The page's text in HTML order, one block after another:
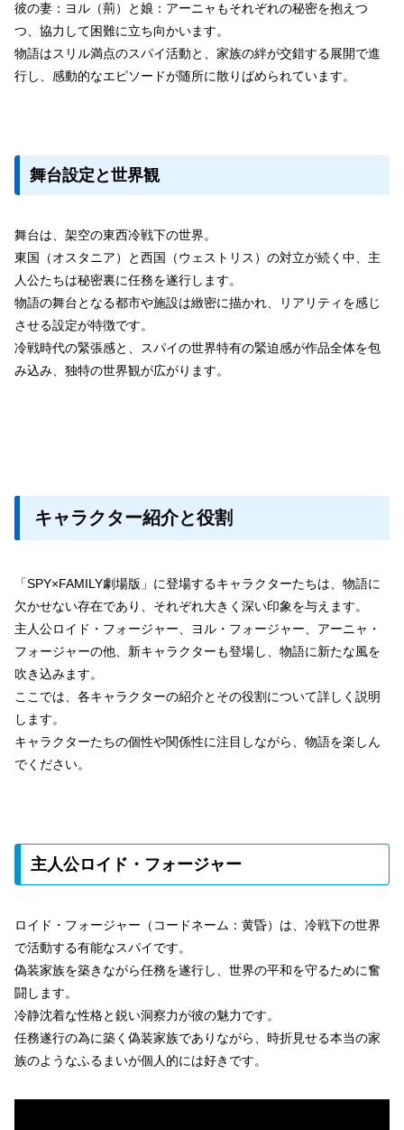
彼の妻：ヨル（荊）と娘：アーニャもそれぞれの秘密を抱えつ
つ、協力して困難に立ち向かいます。
物語はスリル満点のスパイ活動と、家族の絆が交錯する展開で進
行し、感動的なエピソードが随所に散りばめられています。
舞台設定と世界観
舞台は、架空の東西冷戦下の世界。
東国（オスタニア）と西国（ウェストリス）の対立が続く中、主
人公たちは秘密裏に任務を遂行します。
物語の舞台となる都市や施設は緻密に描かれ、リアリティを感じ
させる設定が特徴です。
冷戦時代の緊張感と、スパイの世界特有の緊迫感が作品全体を包
み込み、独特の世界観が広がります。
キャラクター紹介と役割
「SPY×FAMILY劇場版」に登場するキャラクターたちは、物語に
欠かせない存在であり、それぞれ大きく深い印象を与えます。
主人公ロイド・フォージャー、ヨル・フォージャー、アーニャ・
フォージャーの他、新キャラクターも登場し、物語に新たな風を
吹き込みます。
ここでは、各キャラクターの紹介とその役割について詳しく説明
します。
キャラクターたちの個性や関係性に注目しながら、物語を楽しん
でください。
主人公ロイド・フォージャー
ロイド・フォージャー（コードネーム：黄昏）は、冷戦下の世界
で活動する有能なスパイです。
偽装家族を築きながら任務を遂行し、世界の平和を守るために奮
闘します。
冷静沈着な性格と鋭い洞察力が彼の魅力です。
任務遂行の為に築く偽装家族でありながら、時折見せる本当の家
族のようなふるまいが個人的には好きです。